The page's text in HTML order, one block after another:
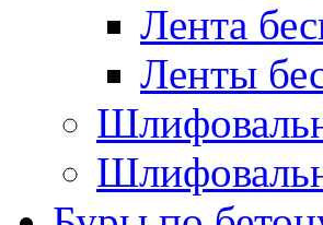
Лента
Ленты